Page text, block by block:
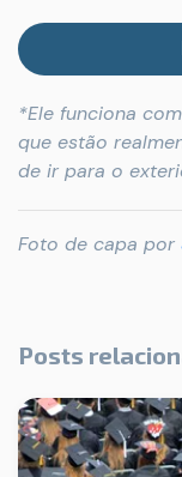
*Ele funciona
que estão
de ir para o
Foto de capa por
Posts